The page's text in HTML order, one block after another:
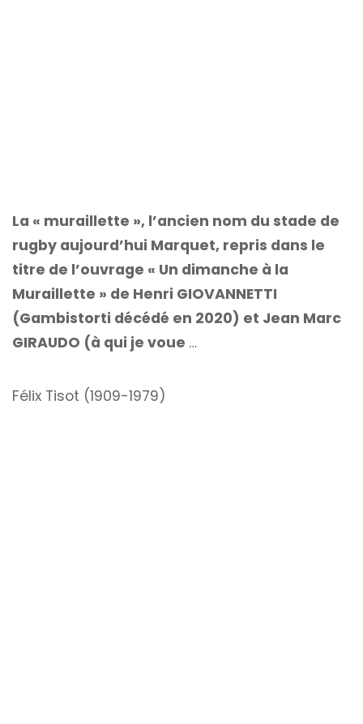
La « muraillette », l’ancien nom du stade de
rugby aujourd’hui Marquet, repris dans le
titre de l’ouvrage « Un dimanche à la
Muraillette » de Henri GIOVANNETTI
(Gambistorti décédé en 2020) et Jean Marc
GIRAUDO (à qui je voue …
Félix Tisot (1909-1979)